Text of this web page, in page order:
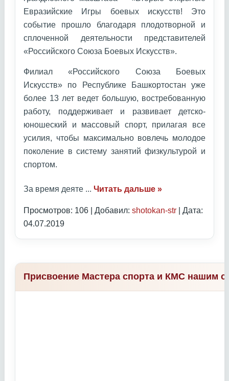
Евразийские Игры боевых искусств! Это
событие прошло благодаря плодотворной и
сплоченной деятельности представителей
«Российского Союза Боевых Искусств».
Филиал «Российского Союза Боевых
Искусств» по Республике Башкортостан уже
более 13 лет ведет большую, востребованную
работу, поддерживает и развивает детско-
юношеский и массовый спорт, прилагая все
усилия, чтобы максимально вовлечь молодое
поколение в систему занятий физкультурой и
спортом.
За время деяте ... Читать дальше »
Просмотров: 106 | Добавил: shotokan-str | Дата:
04.07.2019
Присвоение Мастера спорта и КМС нашим